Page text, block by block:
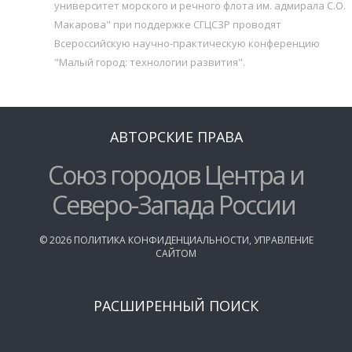
университет морского и речного флота им. адмирала С.О.
Макарова" при поддержке СГЦСЗР проводят
Всероссийскую научно-практическую конференцию
"Малый город: технологии развития".
АВТОРСКИЕ ПРАВА
Союз городов Центра и
Северо-Запада России
©2026 ПОЛИТИКА КОНФИДЕНЦИАЛЬНОСТИ, УПРАВЛЕНИЕ
САЙТОМ
РАСШИРЕННЫЙ ПОИСК